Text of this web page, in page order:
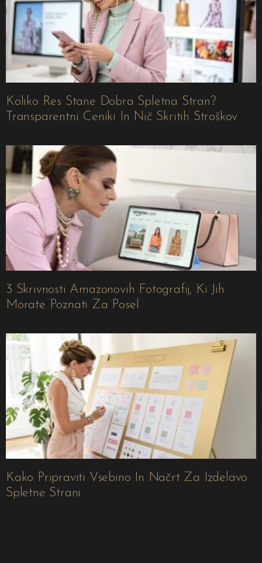
Koliko Res Stane Dobra Spletna Stran?
Transparentni Ceniki In Nič Skritih Stroškov
3 Skrivnosti Amazonovih Fotografij, Ki Jih
Morate Poznati Za Posel
Kako Pripraviti Vsebino In Načrt Za Izdelavo
Spletne Strani